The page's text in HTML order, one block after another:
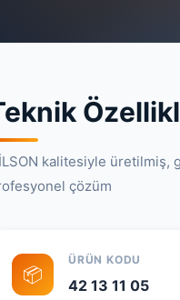
kalitesiyle üretilmiş,
çözüm
📦
ÜRÜN KODU
42 13 11 05